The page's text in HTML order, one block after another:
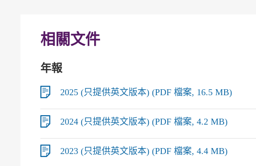
相關文件
年報
2025 (只提供英文版本) (PDF 檔案, 16.5 MB)
2024 (只提供英文版本) (PDF 檔案, 4.2 MB)
2023 (只提供英文版本) (PDF 檔案, 4.4 MB)